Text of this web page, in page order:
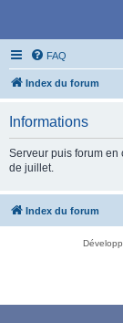
FAQ
Index du forum
Informations
Serveur puis forum
de juillet.
Index du forum